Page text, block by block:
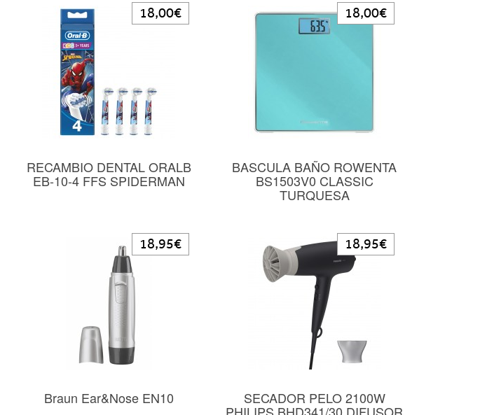
RECAMBIO DENTAL ORALB
EB-10-4 FFS SPIDERMAN
18,00€
BASCULA BAÑO ROWENTA
BS1503V0 CLASSIC
TURQUESA
18,00€
Braun Ear&Nose EN10
18,95€
SECADOR PELO 2100W
18,95€